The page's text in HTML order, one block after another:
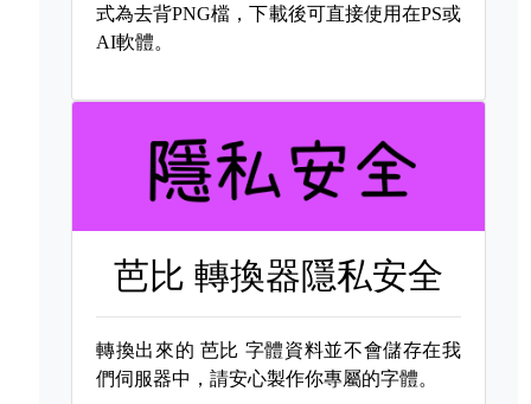
式為去背PNG檔，下載後可直接使用在PS或
AI軟體。
芭比 轉換器隱私安全
轉換出來的 芭比 字體資料並不會儲存在我
們伺服器中，請安心製作你專屬的字體。